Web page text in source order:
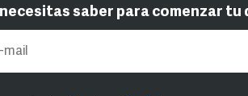
saber para comenzar tu